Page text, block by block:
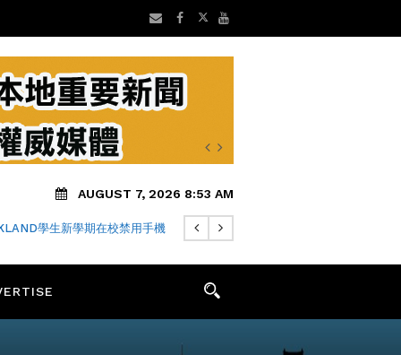
AUGUST 7, 2026 8:53 AM
學生新學期在校禁用手機